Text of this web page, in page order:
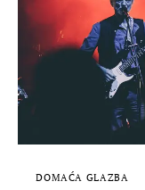
DOMAĆA GLAZBA